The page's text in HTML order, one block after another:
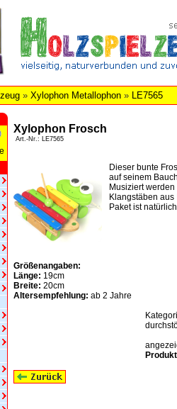
» Xylophon Metallophon » LE7565
Xylophon Frosch
Art.-Nr.: LE7565
Dieser bunte
auf seinem
Musiziert
Klangstäben
Paket ist
Größenangaben:
Länge: 19cm
Breite: 20cm
Altersempfehlung: ab 2 Jahre